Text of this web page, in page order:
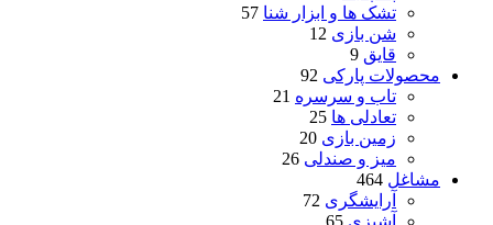
تشک ها و ابزار شنا 57
شن بازی 12
قایق 9
محصولات پارکی 92
تاب و سرسره 21
تعادلی ها 25
زمین بازی 20
میز و صندلی 26
مشاغل 464
آرایشگری 72
آشپزی 65